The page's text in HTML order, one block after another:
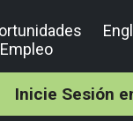
Inicie Sesión